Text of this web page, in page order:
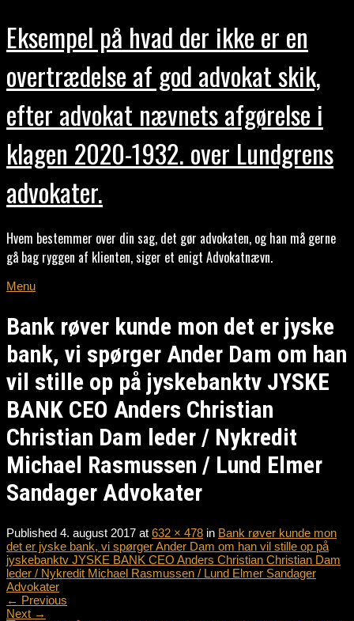
Eksempel på hvad der ikke er en
overtrædelse af god advokat skik,
efter advokat nævnets afgørelse i
klagen 2020-1932. over Lundgrens
advokater.
Hvem bestemmer over din sag, det gør advokaten, og han må gerne
gå bag ryggen af klienten, siger et enigt Advokatnævn.
Menu
Bank røver kunde mon det er jyske
bank, vi spørger Ander Dam om han
vil stille op på jyskebanktv JYSKE
BANK CEO Anders Christian
Christian Dam leder / Nykredit
Michael Rasmussen / Lund Elmer
Sandager Advokater
Published 4. august 2017 at 632 × 478 in Bank røver kunde mon
det er jyske bank, vi spørger Ander Dam om han vil stille op på
jyskebanktv JYSKE BANK CEO Anders Christian Christian Dam
leder / Nykredit Michael Rasmussen / Lund Elmer Sandager
Advokater
← Previous
Next →